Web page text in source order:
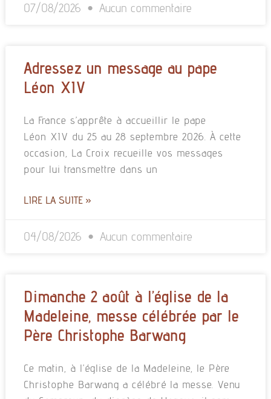
07/08/2026 Aucun commentaire
Adressez un message au pape
Léon XIV
La France s’apprête à accueillir le pape
Léon XIV du 25 au 28 septembre 2026. À cette
occasion, La Croix recueille vos messages
pour lui transmettre dans un
LIRE LA SUITE »
04/08/2026 Aucun commentaire
Dimanche 2 août à l’église de la
Madeleine, messe célébrée par le
Père Christophe Barwang
Ce matin, à l’église de la Madeleine, le Père
Christophe Barwang a célébré la messe. Venu